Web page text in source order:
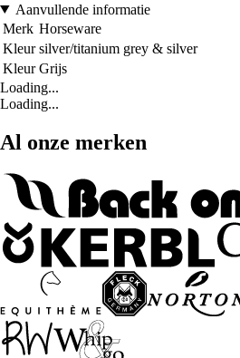
Aanvullende informatie
Merk Horseware
Kleur silver/titanium grey & silver
Kleur Grijs
Loading...
Loading...
Al onze merken